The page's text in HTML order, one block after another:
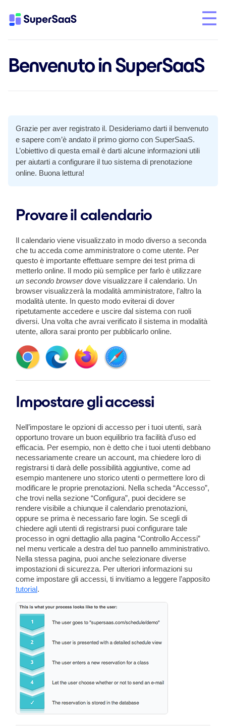
Benvenuto in SuperSaaS
Grazie per aver registrato il. Desideriamo darti il benvenuto
e sapere com’è andato il primo giorno con SuperSaaS.
L’obiettivo di questa email è darti alcune informazioni utili
per aiutarti a configurare il tuo sistema di prenotazione
online. Buona lettura!
Provare il calendario
Il calendario viene visualizzato in modo diverso a seconda
che tu acceda come amministratore o come utente. Per
questo è importante effettuare sempre dei test prima di
metterlo online. Il modo più semplice per farlo è utilizzare
un secondo browserdove visualizzare il calendario. Un
browser visualizzerà la modalità amministratore, l’altro la
modalità utente. In questo modo eviterai di dover
ripetutamente accedere e uscire dal sistema con ruoli
diversi. Una volta che avrai verificato il sistema in modalità
utente, allora sarai pronto per pubblicarlo online.
Impostare gli accessi
Nell’impostare le opzioni di accesso per i tuoi utenti, sarà
opportuno trovare un buon equilibrio tra facilità d’uso ed
efficacia. Per esempio, non è detto che i tuoi utenti debbano
necessariamente creare un account, ma chiedere loro di
registrarsi ti darà delle possibilità aggiuntive, come ad
esempio mantenere uno storico utenti o permettere loro di
modificare le proprie prenotazioni. Nella scheda “Accesso”,
che trovi nella sezione “Configura”, puoi decidere se
rendere visibile a chiunque il calendario prenotazioni,
oppure se prima è necessario fare login. Se scegli di
chiedere agli utenti di registrarsi puoi configurare tale
processo in ogni dettaglio alla pagina “Controllo Accessi”
nel menu verticale a destra del tuo pannello amministrativo.
Nella stessa pagina, puoi anche selezionare diverse
impostazioni di sicurezza. Per ulteriori informazioni su
come impostare gli accessi, ti invitiamo a leggere l’apposito
tutorial.